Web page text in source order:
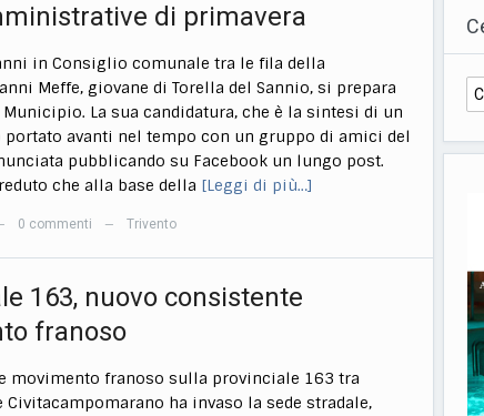
di primavera
in Consiglio comunale tra le fila della
Meffe, giovane di Torella del Sannio, si prepara
La sua candidatura, che è la sintesi di un
portato avanti nel tempo con un gruppo di amici del
pubblicando su Facebook un lungo post.
che alla base della [Leggi di più…]
0 commenti — Trivento
163, nuovo consistente
franoso
movimento franoso sulla provinciale 163 tra
Civitacampomarano ha invaso la sede stradale,